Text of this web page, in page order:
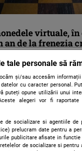
virtuale, în
an de la frenezia
tale personale să
și/sau accesăm
cu caracter personal.
puteți opune utilizării unui
alegeri vor fi
de socializare si agentiile de
prelucram date pentru a
publicitare afisate in
de socializare si pentru